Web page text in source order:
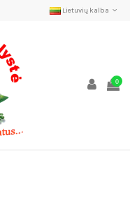
Lietuvių kalba
0